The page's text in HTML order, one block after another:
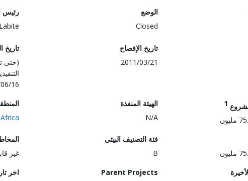
الوضع
Closed
رئيس
تاريخ الإفصاح
2011/03/21
تاريخ
(حتى
16
1
الهيئة المنفذة
N/A
فئة التصنيف البيئي
B
غير
Parent Projects
اخر